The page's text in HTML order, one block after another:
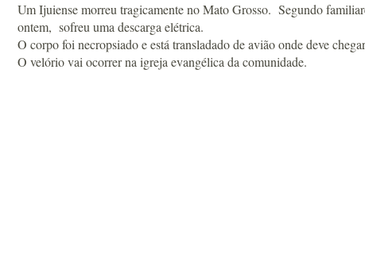
Um Ijuiense morreu tragicamente no Mato Grosso. Segundo
ontem, sofreu uma descarga elétrica.
O corpo foi necropsiado e está transladado de avião onde deve
O velório vai ocorrer na igreja evangélica da comunidade.